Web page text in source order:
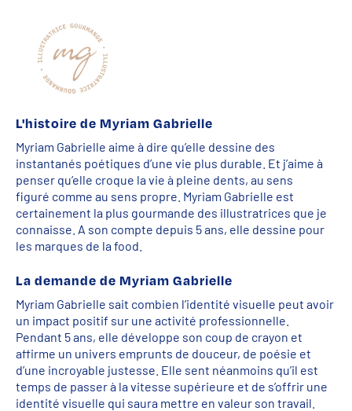
L'histoire de Myriam Gabrielle
Myriam Gabrielle aime à dire qu’elle dessine des
instantanés poétiques d’une vie plus durable. Et j’aime à
penser qu’elle croque la vie à pleine dents, au sens
figuré comme au sens propre. Myriam Gabrielle est
certainement la plus gourmande des illustratrices que je
connaisse. A son compte depuis 5 ans, elle dessine pour
les marques de la food.
La demande de Myriam Gabrielle
Myriam Gabrielle sait combien l’identité visuelle peut avoir
un impact positif sur une activité professionnelle.
Pendant 5 ans, elle développe son coup de crayon et
affirme un univers emprunts de douceur, de poésie et
d’une incroyable justesse. Elle sent néanmoins qu’il est
temps de passer à la vitesse supérieure et de s’offrir une
identité visuelle qui saura mettre en valeur son travail.